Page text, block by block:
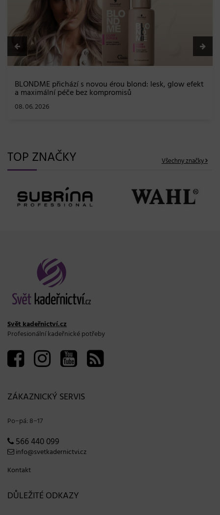
BLONDME přichází s novou érou blond: lesk, glow efekt
a maximální péče bez kompromisů
08. 06. 2026
TOP ZNAČKY Všechny značky
Svět kadeřnictví.cz
Profesionální kadeřnické potřeby
ZÁKAZNICKÝ SERVIS
Po−pá: 8−17
566 440 099
info@svetkadernictvi.cz
Kontakt
DŮLEŽITÉ ODKAZY